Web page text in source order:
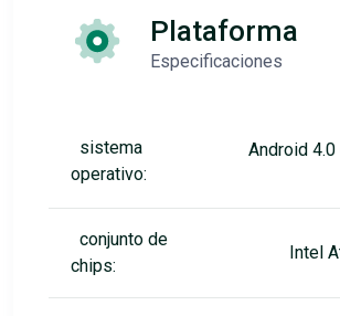
Plataforma
Especificaciones
sistema
operativo:
Android
conjunto de
chips:
Intel